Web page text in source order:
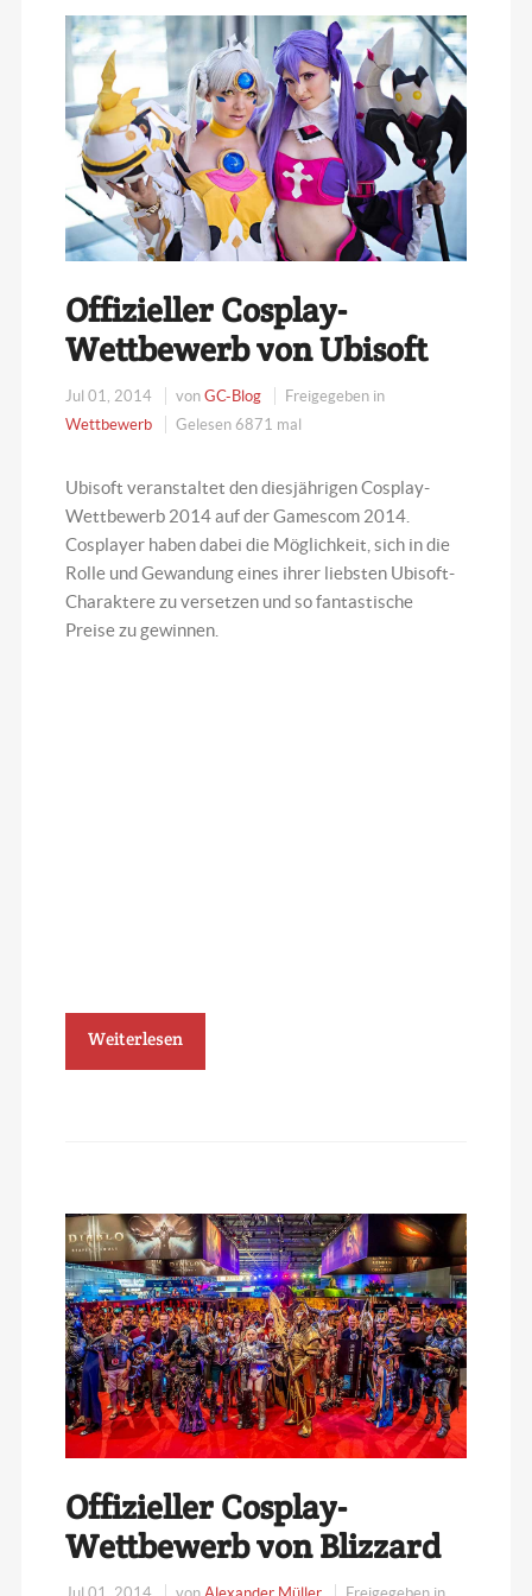
Offizieller Cosplay-
Wettbewerb von Ubisoft
Jul 01, 2014 vonGC-Blog
Freigegeben in
Wettbewerb
Gelesen 6871 mal
Ubisoft veranstaltet den diesjährigen Cosplay-
Wettbewerb 2014 auf der Gamescom 2014.
Cosplayer haben dabei die Möglichkeit, sich in die
Rolle und Gewandung eines ihrer liebsten Ubisoft-
Charaktere zu versetzen und so fantastische
Preise zu gewinnen.
Weiterlesen
Offizieller Cosplay-
Wettbewerb von Blizzard